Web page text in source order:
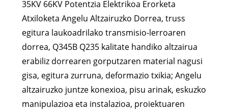
35KV 66KV Potentzia Elektrikoa Erorketa
Atxiloketa Angelu Altzairuzko Dorrea, truss
egitura laukoadrilako transmisio-lerroaren
dorrea, Q345B Q235 kalitate handiko altzairua
erabiliz dorrearen gorputzaren material nagusi
gisa, egitura zurruna, deformazio txikia; Angelu
altzairuzko juntze konexioa, pisu arinak, eskuzko
manipulazioa eta instalazioa, proiektuaren